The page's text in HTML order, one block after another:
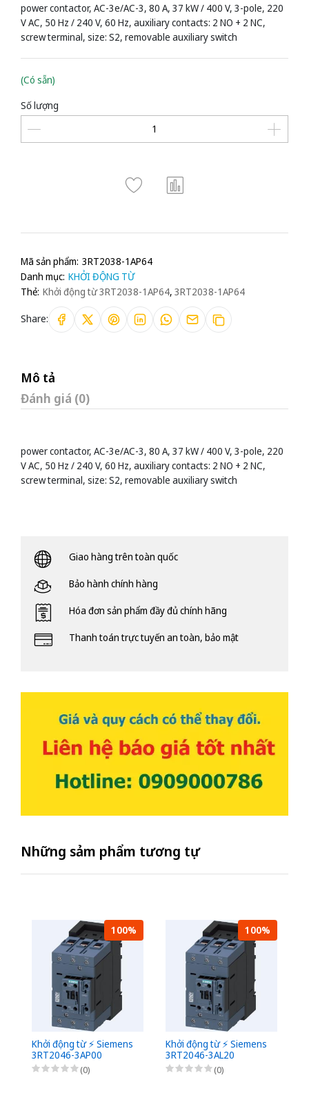
power contactor, AC-3e/AC-3, 80 A, 37 kW / 400 V, 3-pole, 220
V AC, 50 Hz / 240 V, 60 Hz, auxiliary contacts: 2 NO + 2 NC,
screw terminal, size: S2, removable auxiliary switch
(Có sẵn)
Số lượng
Mã sản phẩm: 3RT2038-1AP64
Danh mục: KHỞI ĐỘNG TỪ
Thẻ: Khởi động từ 3RT2038-1AP64, 3RT2038-1AP64
Share:
Mô tả
Đánh giá (0)
power contactor, AC-3e/AC-3, 80 A, 37 kW / 400 V, 3-pole, 220
V AC, 50 Hz / 240 V, 60 Hz, auxiliary contacts: 2 NO + 2 NC,
screw terminal, size: S2, removable auxiliary switch
Giao hàng trên toàn quốc
Bảo hành chính hàng
Hóa đơn sản phẩm đầy đủ chính hãng
Thanh toán trực tuyến an toàn, bảo mật
Những sảm phẩm tương tự
100%
Khởi động từ ⚡️ Siemens
3RT2046-3AP00
(0)
100%
Khởi động từ ⚡️ Siemens
3RT2046-3AL20
(0)